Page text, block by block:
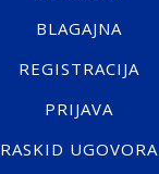
BLAGAJNA
REGISTRACIJA
PRIJAVA
RASKID UGOVORA